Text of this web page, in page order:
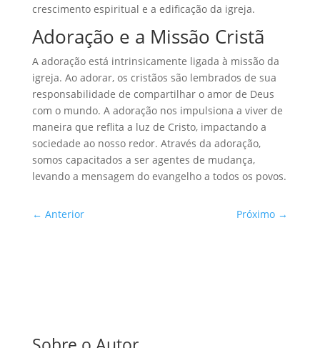
crescimento espiritual e a edificação da igreja.
Adoração e a Missão Cristã
A adoração está intrinsicamente ligada à missão da
igreja. Ao adorar, os cristãos são lembrados de sua
responsabilidade de compartilhar o amor de Deus
com o mundo. A adoração nos impulsiona a viver de
maneira que reflita a luz de Cristo, impactando a
sociedade ao nosso redor. Através da adoração,
somos capacitados a ser agentes de mudança,
levando a mensagem do evangelho a todos os povos.
← Anterior Próximo →